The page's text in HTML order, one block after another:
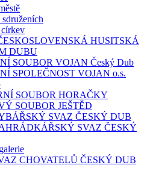
církev
HUSITSKÁ
DUBU
SOUBOR VOJAN Český Dub
SPOLEČNOST VOJAN o.s.
SOUBOR HORAČKY
SOUBOR JEŠTĚD
SVAZ ČESKÝ DUB
SVAZ ČESKÝ
CHOVATELŮ ČESKÝ DUB